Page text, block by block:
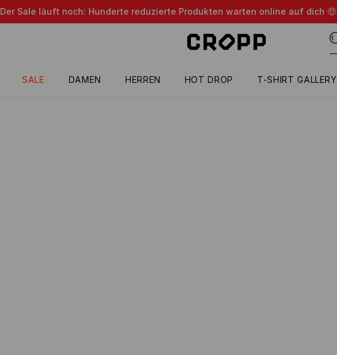
Der Sale läuft noch: Hunderte reduzierte Produkten warten online auf dich 🤑
SALE DAMEN HERREN HOT DROP T-SHIRT GALLERY